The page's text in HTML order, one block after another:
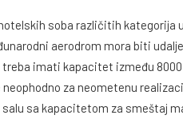
soba različitih
aerodrom mora biti
treba imati kapacitet između
neophodno za neometenu
salu sa kapacitetom za smeštaj